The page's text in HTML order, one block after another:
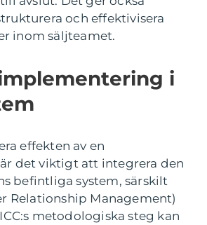
och effektivisera
inom säljteamet.
i
effekten av en
det viktigt att integrera den
befintliga system, särskilt
Relationship Management)
metodologiska steg kan